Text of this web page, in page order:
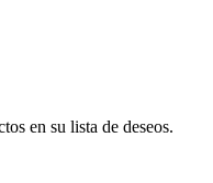
en su lista de deseos.